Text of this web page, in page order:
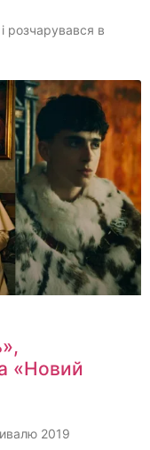
розчарувався в
«Новий
2019